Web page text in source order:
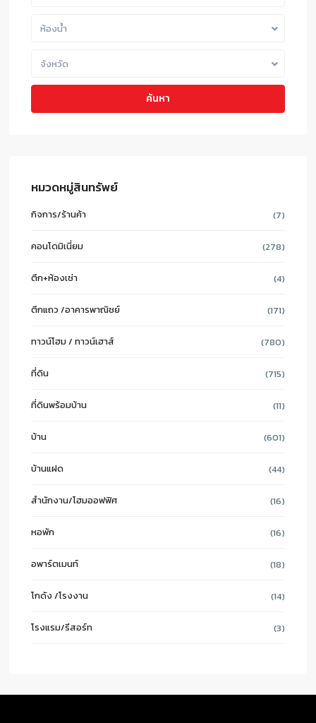
ห้องน้ำ
จังหวัด
ค้นหา
หมวดหมู่สินทรัพย์
กิจการ/ร้านค้า (7)
คอนโดมิเนี่ยม (278)
ตึก+ห้องเช่า (4)
ตึกแถว /อาคารพาณิชย์ (171)
ทาวน์โฮม / ทาวน์เฮาส์ (780)
ที่ดิน (715)
ที่ดินพร้อมบ้าน (11)
บ้าน (601)
บ้านแฝด (44)
สำนักงาน/โฮมออฟฟิศ (16)
หอพัก (16)
อพาร์ตเมนท์ (18)
โกดัง /โรงงาน (14)
โรงแรม/รีสอร์ท (3)